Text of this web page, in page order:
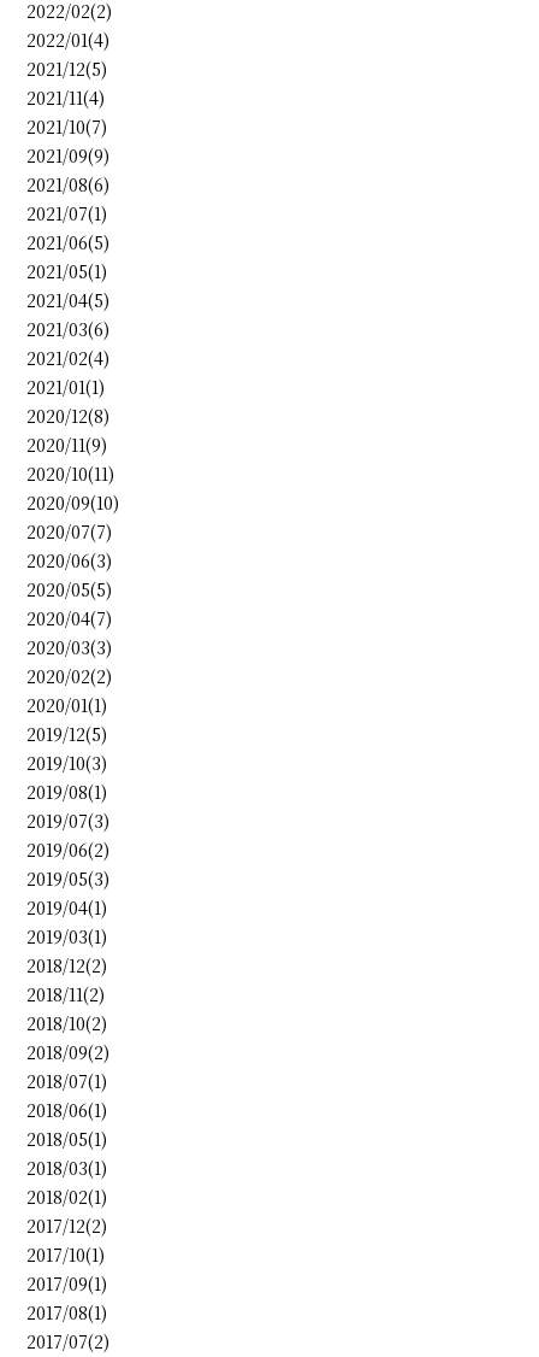
2022/02(2)
2022/01(4)
2021/12(5)
2021/11(4)
2021/10(7)
2021/09(9)
2021/08(6)
2021/07(1)
2021/06(5)
2021/05(1)
2021/04(5)
2021/03(6)
2021/02(4)
2021/01(1)
2020/12(8)
2020/11(9)
2020/10(11)
2020/09(10)
2020/07(7)
2020/06(3)
2020/05(5)
2020/04(7)
2020/03(3)
2020/02(2)
2020/01(1)
2019/12(5)
2019/10(3)
2019/08(1)
2019/07(3)
2019/06(2)
2019/05(3)
2019/04(1)
2019/03(1)
2018/12(2)
2018/11(2)
2018/10(2)
2018/09(2)
2018/07(1)
2018/06(1)
2018/05(1)
2018/03(1)
2018/02(1)
2017/12(2)
2017/10(1)
2017/09(1)
2017/08(1)
2017/07(2)